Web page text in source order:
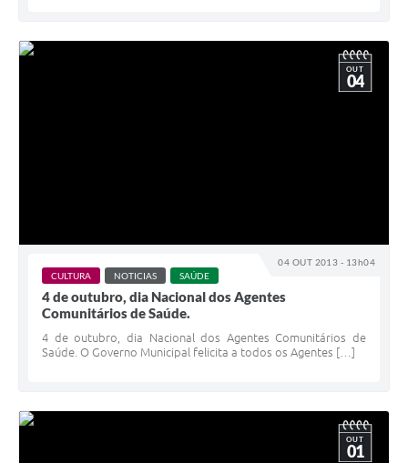
04 OUT 2013 - 13h04
OUT
04
CULTURA NOTICIAS SAÚDE
4 de outubro, dia Nacional dos Agentes
Comunitários de Saúde.
4 de outubro, dia Nacional dos Agentes Comunitários de
Saúde. O Governo Municipal felicita a todos os Agentes […]
OUT
01